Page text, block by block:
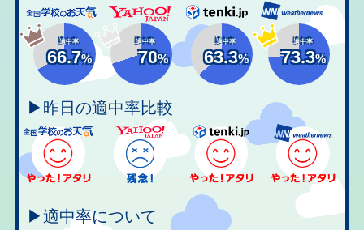
適中率
66.7%
適中率
70%
適中率
63.3%
適中率
73.3%
▶昨日の適中率比較
▶適中率について